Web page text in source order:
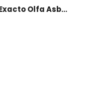
Navaja Para Exacto Olfa Asbb-10 C/10 Nav